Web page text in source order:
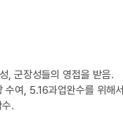
, 군장성들의 영접을 받음.
여, 5.16과업완수를 위해
.